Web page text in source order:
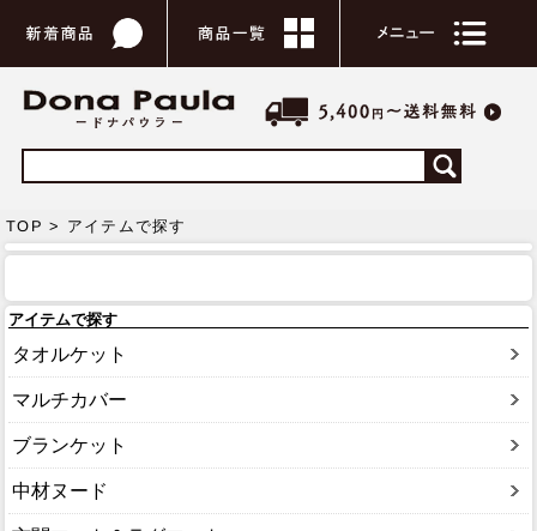
TOP > アイテムで探す
アイテムで探す
タオルケット
マルチカバー
ブランケット
中材ヌード